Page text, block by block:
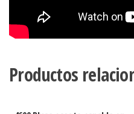
Productos